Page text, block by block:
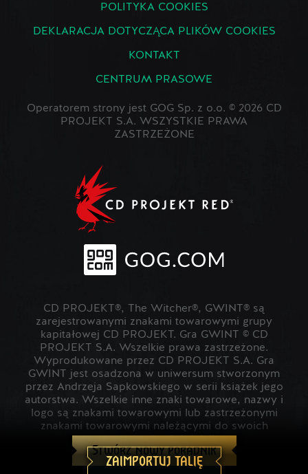
Stwórz nowy poradnik
ZAIMPORTUJ TALIĘ
POLITYKA COOKIES
DEKLARACJA DOTYCZĄCA PLIKÓW COOKIES
KONTAKT
CENTRUM PRASOWE
Operatorem strony jest GOG Sp. z o.o. © 2026 CD
PROJEKT S.A. WSZYSTKIE PRAWA
ZASTRZEŻONE
CD PROJEKT®, The Witcher®, GWINT® są
zarejestrowanymi znakami towarowymi grupy
kapitałowej CD PROJEKT. Gra GWINT © CD
PROJEKT S.A. Wszelkie prawa zastrzeżone.
Wyprodukowane przez CD PROJEKT S.A. Gra
GWINT jest osadzona w uniwersum stworzonym
przez Andrzeja Sapkowskiego w serii książek jego
autorstwa. Wszelkie inne znaki towarowe, nazwy i
logo są znakami towarowymi lub zastrzeżonymi
znakami towarowymi należącymi do swoich
prawowitych właścicieli.